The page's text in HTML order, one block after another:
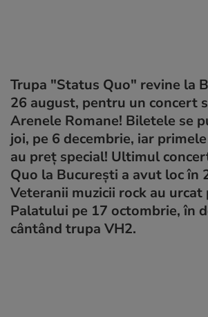
Trupa "Status Quo" revine la
26 august, pentru un concert
Arenele Romane! Biletele se
joi, pe 6 decembrie, iar
au preț special! Ultimul
Quo la București a avut loc în
Veteranii muzicii rock au urcat
Palatului pe 17 octombrie, în
cântând trupa VH2.